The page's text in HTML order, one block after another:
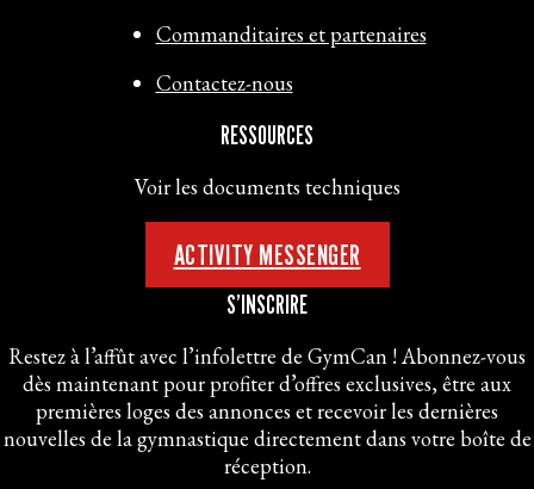
Commanditaires et partenaires
Contactez-nous
RESSOURCES
Voir les documents techniques
ACTIVITY MESSENGER
S’INSCRIRE
Restez à l’affût avec l’infolettre de GymCan ! Abonnez-vous
dès maintenant pour profiter d’offres exclusives, être aux
premières loges des annonces et recevoir les dernières
nouvelles de la gymnastique directement dans votre boîte de
réception.